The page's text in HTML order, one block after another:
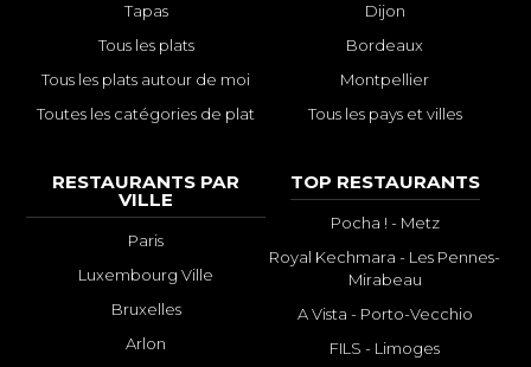
Tapas
Tous les plats
Tous les plats autour de moi
Toutes les catégories de plat
Dijon
Bordeaux
Montpellier
Tous les pays et villes
RESTAURANTS PAR
VILLE
Paris
Luxembourg Ville
Bruxelles
Arlon
TOP RESTAURANTS
Pocha ! - Metz
Royal Kechmara - Les Pennes-
Mirabeau
A Vista - Porto-Vecchio
FILS - Limoges